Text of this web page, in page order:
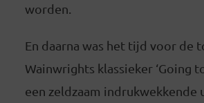
worden.
En daarna was het tijd voor de
Wainwrights klassieker ‘Going
een zeldzaam indrukwekkende